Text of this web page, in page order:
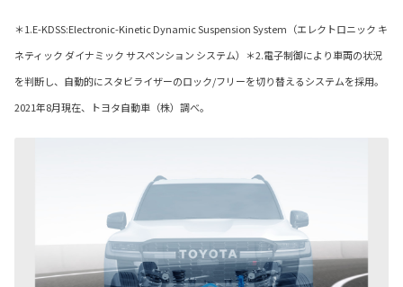
＊1.E-KDSS:Electronic-Kinetic Dynamic Suspension System（エレクトロニック キ
ネティック ダイナミック サスペンション システム）＊2.電子制御により車両の状況
を判断し、自動的にスタビライザーのロック/フリーを切り替えるシステムを採用。
2021年8月現在、トヨタ自動車（株）調べ。